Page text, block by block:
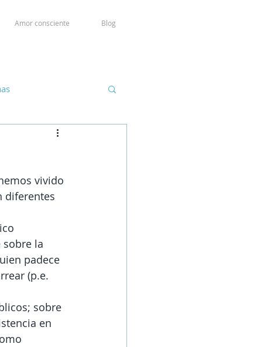
Amor consciente Blog
vivido
diferentes
la
padece
(p.e.
sobre
en